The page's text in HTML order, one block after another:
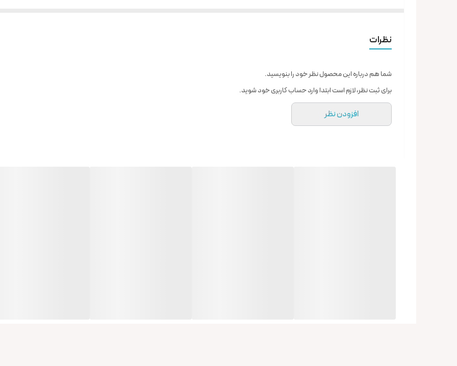
نظرات
شما هم درباره این محصول نظر خود را بنویسید.
برای ثبت نظر، لازم است ابتدا وارد حساب کاربری خود شوید.
افزودن نظر